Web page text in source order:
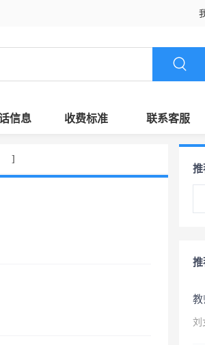
信息 收费标准 联系客服
]
推
推
教
刘